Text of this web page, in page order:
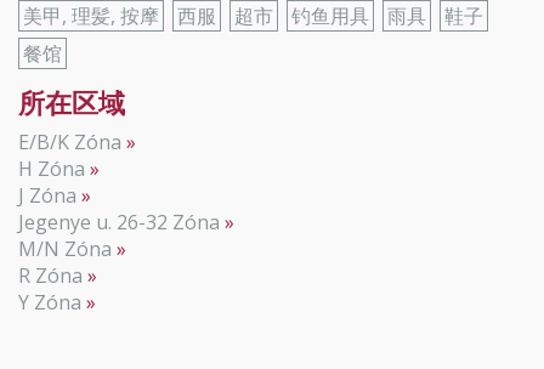
美甲, 理髪, 按摩
西服 超市 钓鱼用具 雨具
鞋子
餐馆
所在区域
E/B/K Zóna
H Zóna
J Zóna
Jegenye u. 26-32 Zóna
M/N Zóna
R Zóna
Y Zóna